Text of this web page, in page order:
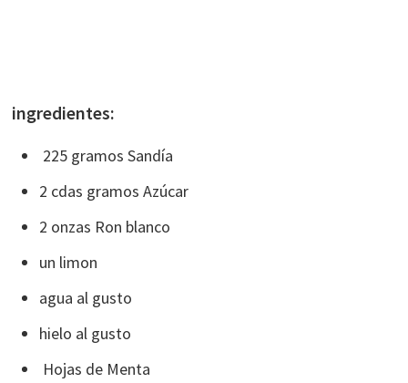
ingredientes:
225 gramos Sandía
2 cdas gramos Azúcar
2 onzas Ron blanco
un limon
agua al gusto
hielo al gusto
Hojas de Menta